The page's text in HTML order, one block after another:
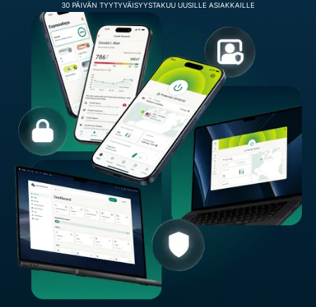
30 PÄIVÄN TYYTYVÄISYYSTAKUU UUSILLE ASIAKKAILLE